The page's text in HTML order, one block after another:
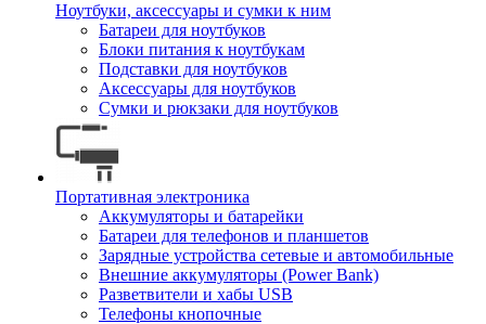
Ноутбуки, аксессуары и сумки к ним
Батареи для ноутбуков
Блоки питания к ноутбукам
Подставки для ноутбуков
Аксессуары для ноутбуков
Сумки и рюкзаки для ноутбуков
Портативная электроника
Аккумуляторы и батарейки
Батареи для телефонов и планшетов
Зарядные устройства сетевые и автомобильные
Внешние аккумуляторы (Power Bank)
Разветвители и хабы USB
Телефоны кнопочные